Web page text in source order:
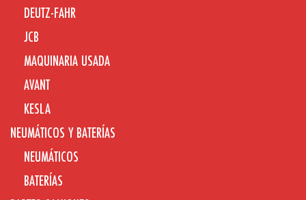
DEUTZ-FAHR
JCB
MAQUINARIA USADA
AVANT
KESLA
NEUMÁTICOS Y BATERÍAS
NEUMÁTICOS
BATERÍAS